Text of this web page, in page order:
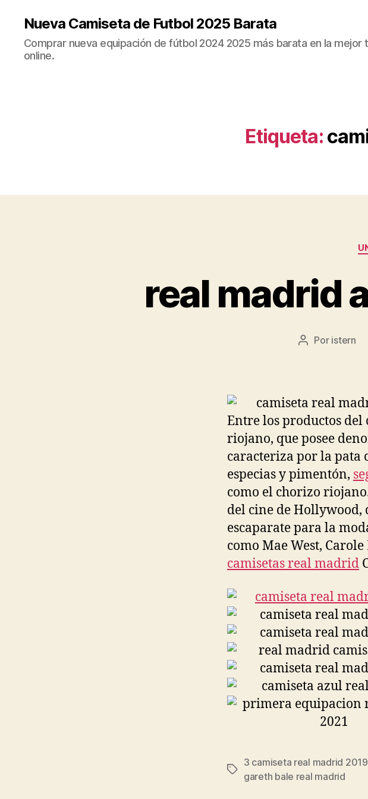
Nueva Camiseta de Futbol 2025 Barata
Comprar nueva equipación de fútbol 2024 2025 más barata en la mejor
online.
Etiqueta:
real madrid
Autor
Por istern
Entre los productos del
riojano, que posee
caracteriza por la pata
especias y pimentón,
como el chorizo
del cine de Hollywood,
escaparate para la
como Mae West,
camisetas real madrid
Etiquetas
3 camiseta real madrid 2019
gareth bale real madrid